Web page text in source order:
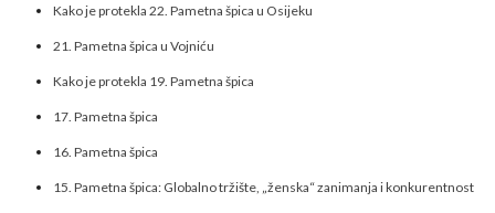
Kako je protekla 22. Pametna špica u Osijeku
21. Pametna špica u Vojniću
Kako je protekla 19. Pametna špica
17. Pametna špica
16. Pametna špica
15. Pametna špica: Globalno tržište, „ženska“ zanimanja i konkurentnost